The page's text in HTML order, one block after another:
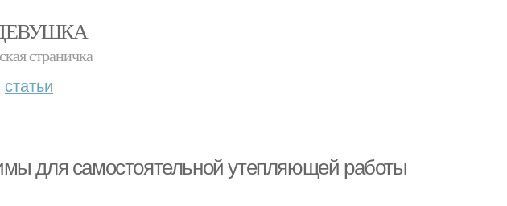
страничка
статьи
для самостоятельной утепляющей работы